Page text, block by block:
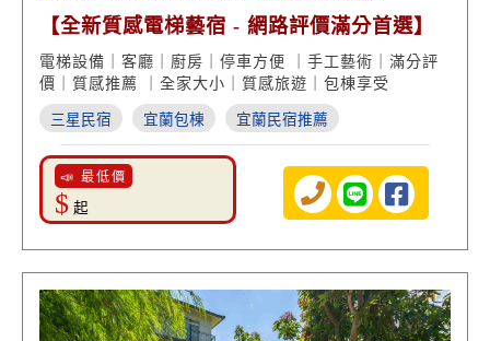
【全新質感電梯藝宿 - 網路評價滿分首選】
電梯設備｜客廳｜廚房｜停車方便 ｜手工藝術｜滿分評
價｜質感推薦 ｜全家大小｜質感旅遊｜包棟享受
三星民宿 宜蘭包棟 宜蘭民宿推薦
📣 最低價
$ 起